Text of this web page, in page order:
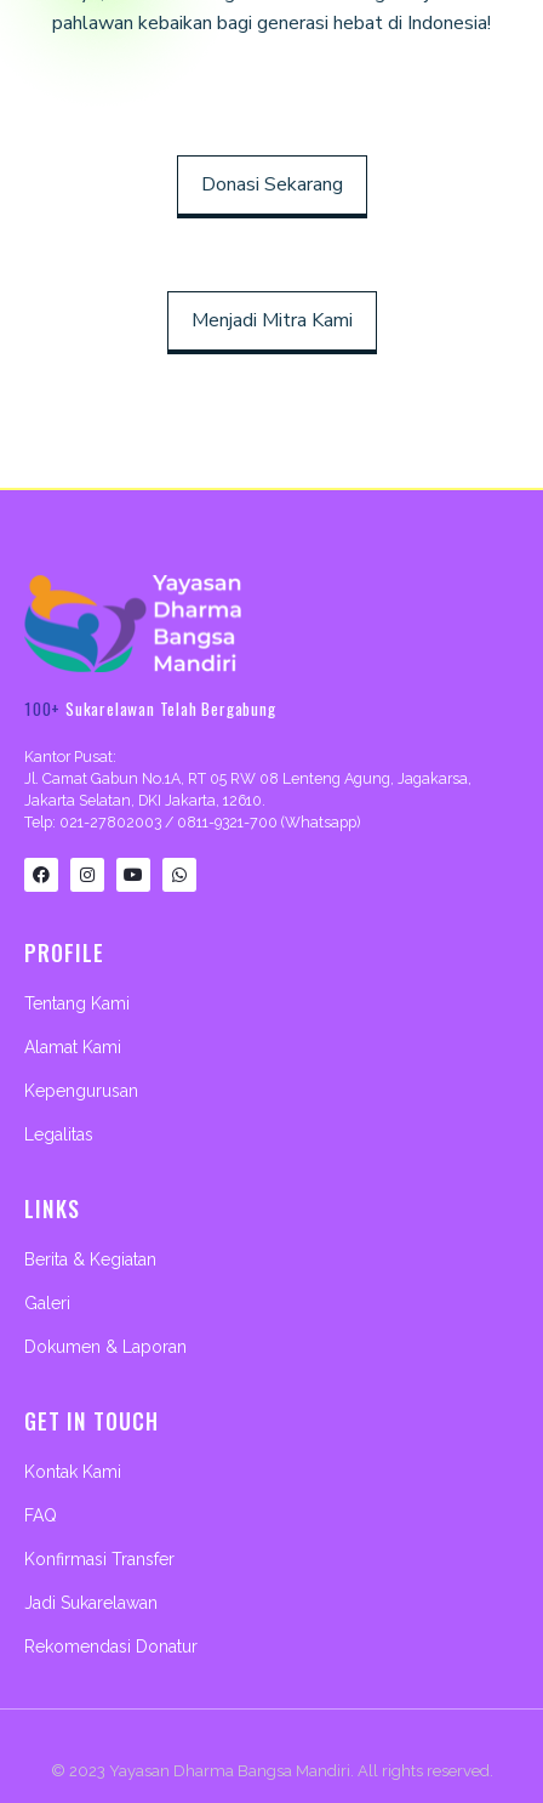
pahlawan kebaikan bagi generasi hebat di Indonesia!
Donasi Sekarang
Menjadi Mitra Kami
100+ Sukarelawan Telah Bergabung
Kantor Pusat:
Jl. Camat Gabun No.1A, RT 05 RW 08 Lenteng Agung, Jagakarsa,
Jakarta Selatan, DKI Jakarta, 12610.
Telp: 021-27802003 / 0811-9321-700 (Whatsapp)
F
a
c
o
o
I
n
s
g
r
m
Y
o
u
W
h
a
PROFILE
Tentang Kami
Alamat Kami
Kepengurusan
Legalitas
LINKS
Berita & Kegiatan
Galeri
Dokumen & Laporan
GET IN TOUCH
Kontak Kami
FAQ
Konfirmasi Transfer
Jadi Sukarelawan
Rekomendasi Donatur
© 2023 Yayasan Dharma Bangsa Mandiri . All rights reserved.